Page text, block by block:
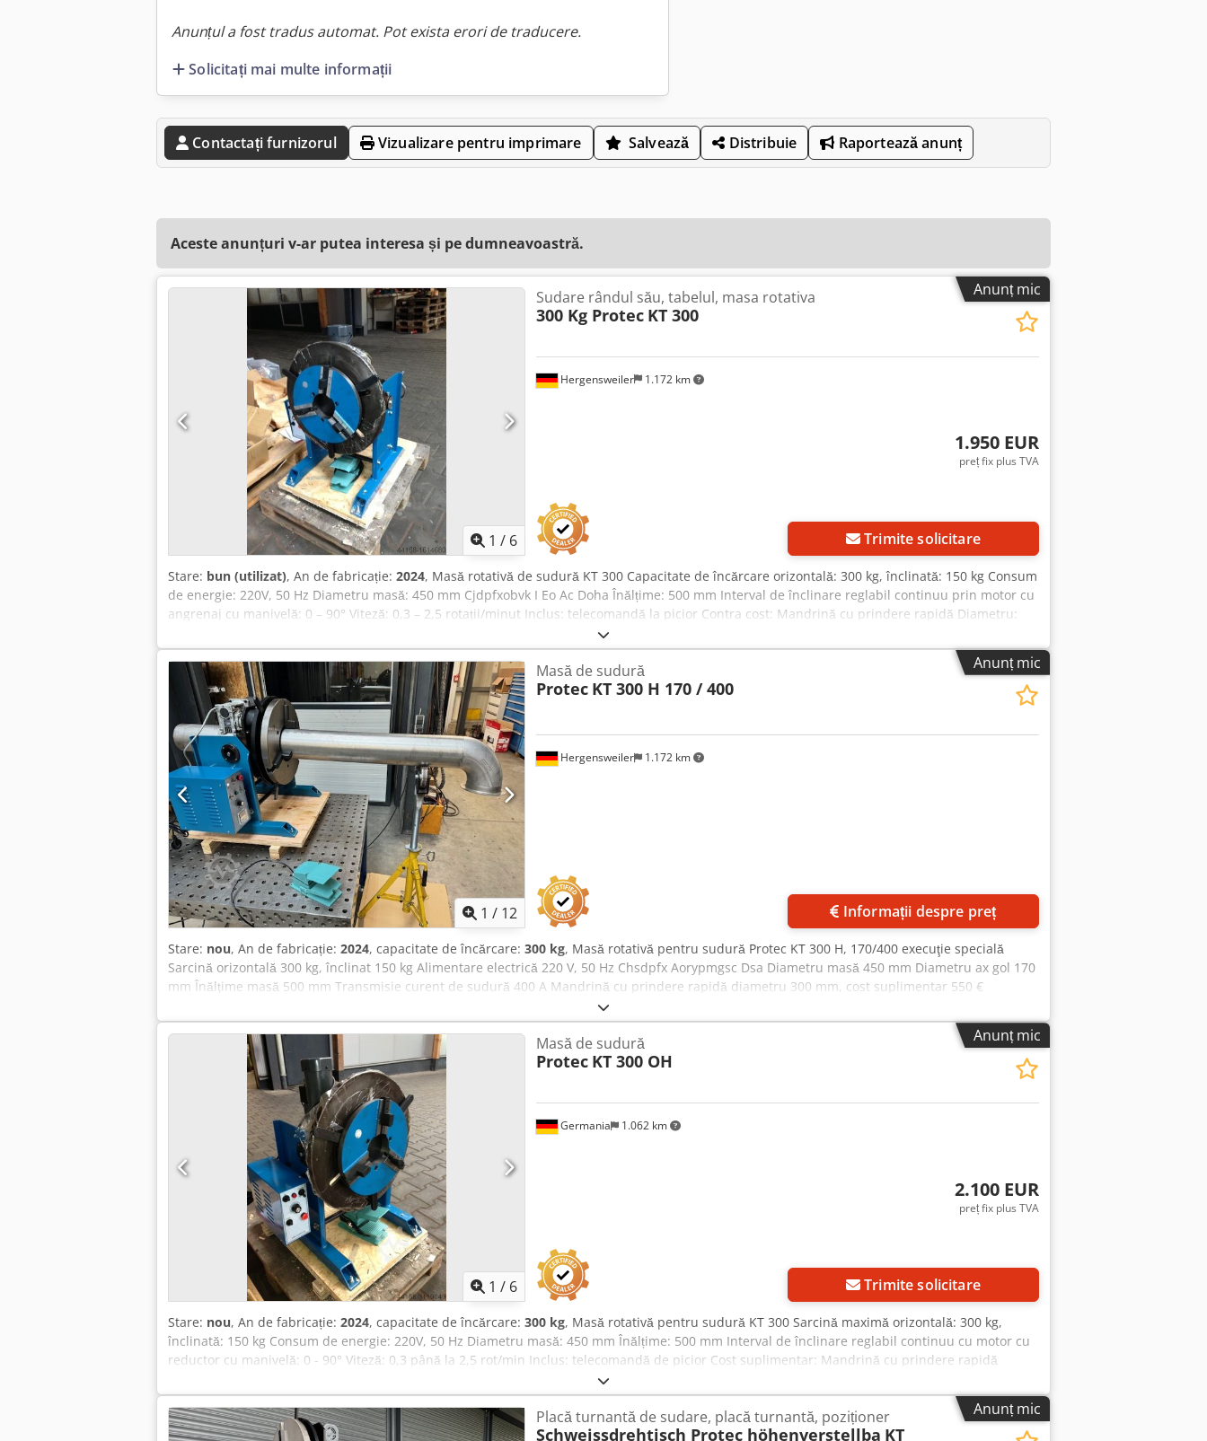
Anunțul a fost tradus automat. Pot exista erori de traducere.
Solicitați mai multe informații
Contactați furnizorul Vizualizare pentru imprimare Salvează Distribuie Raportează anunț
Aceste anunțuri v-ar putea interesa și pe dumneavoastră.
Anunț mic
1 / 6
Hergensweiler 1.172 km
Sudare rândul său, tabelul, masa rotativa
300 Kg Protec KT 300
1.950 EUR
preț fix plus TVA
Trimite solicitare
Stare: bun (utilizat), An de fabricație: 2024, Masă rotativă de sudură KT 300 Capacitate de încărcare orizontală: 300 kg, înclinată: 150 kg Consum
de energie: 220V, 50 Hz Diametru masă: 450 mm Cjdpfxobvk I Eo Ac Doha Înălțime: 500 mm Interval de înclinare reglabil continuu prin motor cu
angrenaj cu manivelă: 0 – 90° Viteză: 0,3 – 2,5 rotații/minut Inclus: telecomandă la picior Contra cost: Mandrină cu prindere rapidă Diametru:
Anunț mic
1 / 12
Hergensweiler 1.172 km
Masă de sudură
Protec KT 300 H 170 / 400
Informații despre preț
Stare: nou, An de fabricație: 2024, capacitate de încărcare: 300 kg, Masă rotativă pentru sudură Protec KT 300 H, 170/400 execuţie specială
Sarcină orizontală 300 kg, înclinat 150 kg Alimentare electrică 220 V, 50 Hz Chsdpfx Aorypmgsc Dsa Diametru masă 450 mm Diametru ax gol 170
mm Înălţime masă 500 mm Transmisie curent de sudură 400 A Mandrină cu prindere rapidă diametru 300 mm, cost suplimentar 550 €
Mandrină cu prindere rapidă diametru 400 mm, cost suplimentar 750 € Motor cu angrenaj cu manivelă, reglare continuă 0 - 90° Viteză variabilă
continuu 0,01 până la aprox. 5 rot/min Inclus pedala de comandă la distanţă Indicator digital cu limitare timp de sudură (la cerere)
Anunț mic
1 / 6
Germania 1.062 km
Masă de sudură
Protec KT 300 OH
2.100 EUR
preț fix plus TVA
Trimite solicitare
Stare: nou, An de fabricație: 2024, capacitate de încărcare: 300 kg, Masă rotativă pentru sudură KT 300 Sarcină maximă orizontală: 300 kg,
înclinată: 150 kg Consum de energie: 220V, 50 Hz Diametru masă: 450 mm Înălțime: 500 mm Interval de înclinare reglabil continuu cu motor cu
reductor cu manivelă: 0 - 90° Viteză: 0,3 până la 2,5 rot/min Inclus: telecomandă de picior Cost suplimentar: Mandrină cu prindere rapidă
Anunț mic
Placă turnantă de sudare, placă turnantă, poziționer
Schweissdrehtisch Protec höhenverstellba KT